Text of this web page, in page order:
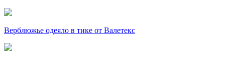
Верблюжье одеяло в тике от Валетекс